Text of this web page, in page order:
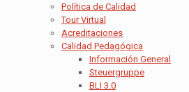
Política de Calidad
Tour Virtual
Acreditaciones
Calidad Pedagógica
Información General
Steuergruppe
BLI 3.0